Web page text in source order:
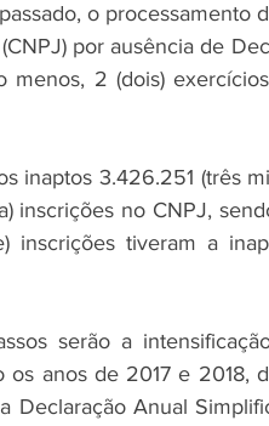
o processamento
por ausência de
menos, 2 (dois)
inaptos 3.426.251 (três
inscrições no CNPJ,
inscrições tiveram a
serão a
os anos de 2017 e 2018,
Declaração Anual